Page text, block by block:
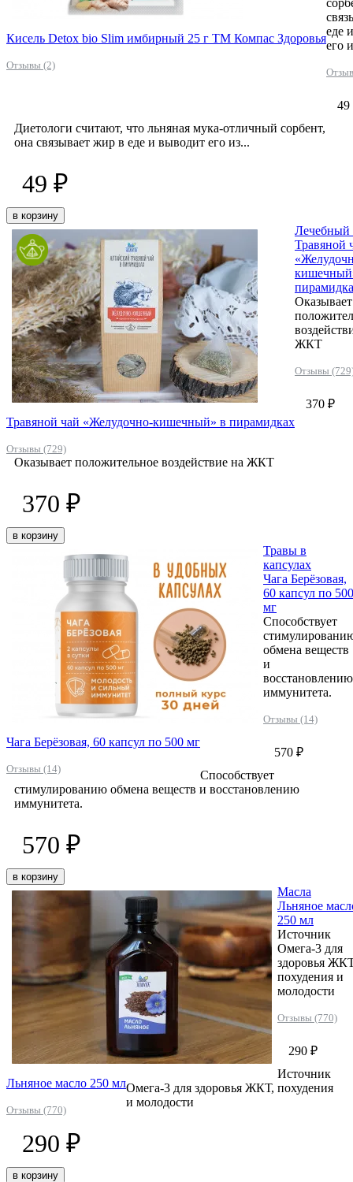
Кисель Detox bio Slim имбирный 25 г ТМ Компас Здоровья
Отзывы (2)
еде
его
49
Диетологи считают, что льняная мука-отличный сорбент,
она связывает жир в еде и выводит его из...
49 ₽
в корзину
Травяной чай «Желудочно-кишечный» в пирамидках
Отзывы (729)
Лечебный
Травяной
Оказывает
ЖКТ
Отзывы
370 ₽
Оказывает положительное воздействие на ЖКТ
370 ₽
в корзину
Чага Берёзовая, 60 капсул по 500 мг
Отзывы (14)
Травы в
капсулах
Чага Берёзовая,
60 капсул по 500
мг
Способствует
обмена веществ
и
восстановлению
иммунитета.
Отзывы (14)
570 ₽
Способствует
стимулированию обмена веществ и восстановлению
иммунитета.
570 ₽
в корзину
Льняное масло 250 мл
Отзывы (770)
Масла
Льняное
250 мл
Источник
Омега-3 для
здоровья
похудения и
молодости
Отзывы (770)
290 ₽
Источник
Омега-3 для здоровья ЖКТ, похудения
и молодости
290 ₽
в корзину